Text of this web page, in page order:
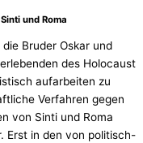
und Roma
Bruder Oskar und
des Holocaust
aufarbeiten zu
Verfahren gegen
von Sinti und Roma
Erst in den von politisch-